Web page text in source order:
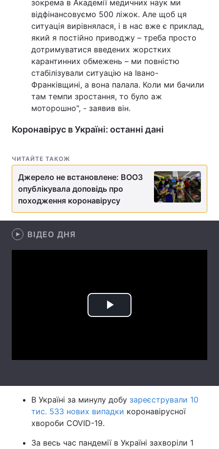
Здоров'я Туризм
Цікавинки Погода
Екологія
Лонгріди
Відео з Youtube Статті
Інтерв'ю Думки
Послуги
зокрема в Академії медичних наук ми
відфінансовуємо 500 ліжок. Але щоб ця
ситуація вирівнялася, і в нас вже є приклад,
який я постійно приводжу – треба просто
дотримуватися введених жорстких
карантинних обмежень – ми повністю
стабілізували ситуацію на Івано-
Франківщині, а вона палала. Коли ми бачили
там темпи зростання, то було аж
моторошно", - заявив він.
Коронавірус в Україні: останні дані
ЧИТАЙТЕ ТАКОЖ
Джерело не встановлене: ВООЗ
опублікувала доповідь про
походження коронавірусу
ВІДЕО ДНЯ
Play
В Україні за минулу добу зареєстрували 10
тис. 533 нових випадки коронавірусної
хвороби COVID-19.
За весь час пандемії в Україні захворіли 1